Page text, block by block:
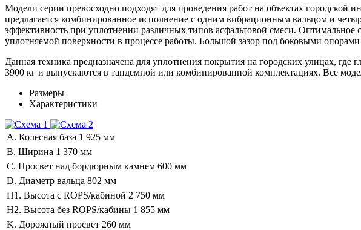
Модели серии превосходно подходят для проведения работ на объектах
предлагается комбинированное исполнение с одним вибрационным вальцом и
эффективность при уплотнении различных типов асфальтовой смеси. Оптимальное
уплотняемой поверхности в процессе работы. Большой зазор под боковыми
Данная техника предназначена для уплотнения покрытия на городских улицах,
3900 кг и выпускаются в тандемной или комбинированной комплектациях. Все
Размеры
Характеристики
A. Колесная база 1 925 мм
B. Ширина 1 370 мм
C. Просвет над бордюрным камнем 600 мм
D. Диаметр вальца 802 мм
H1. Высота с ROPS/кабиной 2 750 мм
H2. Высота без ROPS/кабины 1 855 мм
K. Дорожный просвет 260 мм